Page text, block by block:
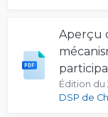
Aperçu
Édition du
DSP de